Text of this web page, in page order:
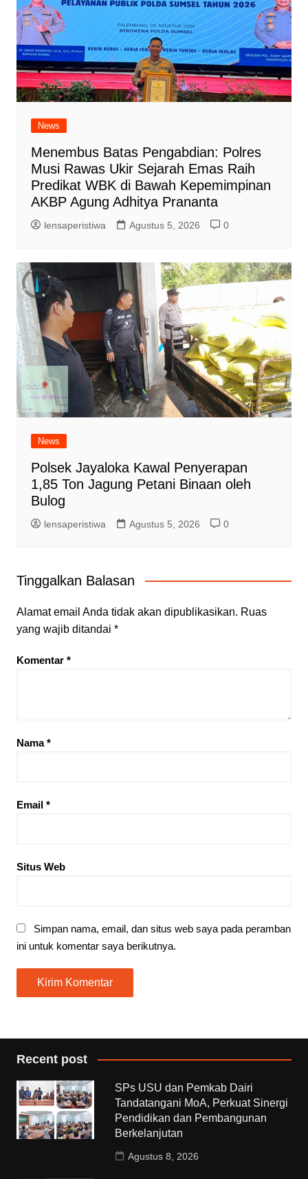
News
Menembus Batas Pengabdian: Polres
Musi Rawas Ukir Sejarah Emas Raih
Predikat WBK di Bawah Kepemimpinan
AKBP Agung Adhitya Prananta
lensaperistiwa Agustus 5, 2026 0
News
Polsek Jayaloka Kawal Penyerapan
1,85 Ton Jagung Petani Binaan oleh
Bulog
lensaperistiwa Agustus 5, 2026 0
Tinggalkan Balasan
Alamat email Anda tidak akan dipublikasikan. Ruas
yang wajib ditandai *
Komentar *
Nama*
Email *
Situs Web
Simpan nama, email, dan situs web saya pada peramban
ini untuk komentar saya berikutnya.
Recent post
SPs USU dan Pemkab Dairi
Tandatangani MoA, Perkuat Sinergi
Pendidikan dan Pembangunan
Berkelanjutan
Agustus 8, 2026